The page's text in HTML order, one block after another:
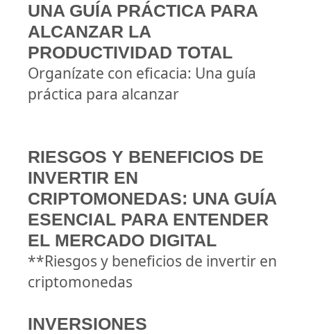
UNA GUÍA PRÁCTICA PARA
ALCANZAR LA
PRODUCTIVIDAD TOTAL
Organízate con eficacia: Una guía
práctica para alcanzar
RIESGOS Y BENEFICIOS DE
INVERTIR EN
CRIPTOMONEDAS: UNA GUÍA
ESENCIAL PARA ENTENDER
EL MERCADO DIGITAL
**Riesgos y beneficios de invertir en
criptomonedas
INVERSIONES